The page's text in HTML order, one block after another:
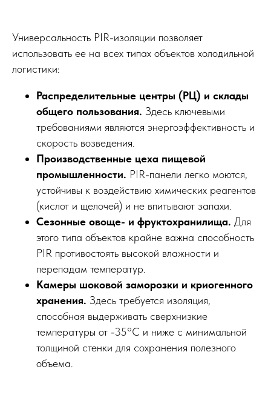
Универсальность PIR-изоляции позволяет
использовать ее на всех типах объектов холодильной
логистики:
Распределительные центры (РЦ) и склады
общего пользования. Здесь ключевыми
требованиями являются энергоэффективность и
скорость возведения.
Производственные цеха пищевой
промышленности. PIR-панели легко моются,
устойчивы к воздействию химических реагентов
(кислот и щелочей) и не впитывают запахи.
Сезонные овоще- и фруктохранилища. Для
этого типа объектов крайне важна способность
PIR противостоять высокой влажности и
перепадам температур.
Камеры шоковой заморозки и криогенного
хранения. Здесь требуется изоляция,
способная выдерживать сверхнизкие
температуры от -35°C и ниже с минимальной
толщиной стенки для сохранения полезного
объема.